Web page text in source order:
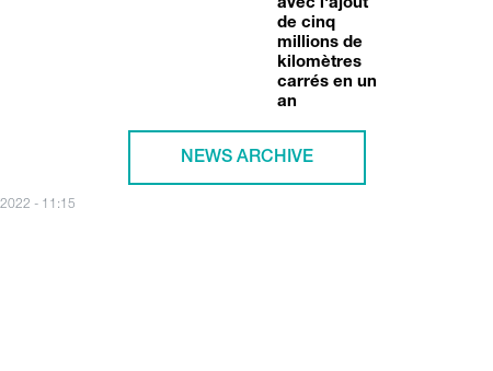
- 11:15
avec l'ajout
de cinq
millions de
kilomètres
carrés en un
an
NEWS ARCHIVE